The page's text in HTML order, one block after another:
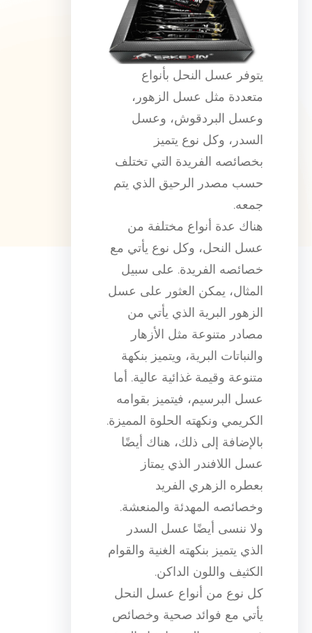
يتوفر عسل النحل بأنواع
متعددة مثل عسل الزهور،
وعسل البردقوش، وعسل
السدر، وكل نوع يتميز
بخصائصه الفريدة التي تختلف
حسب مصدر الرحيق الذي يتم
جمعه.
هناك عدة أنواع مختلفة من
عسل النحل، وكل نوع يأتي مع
خصائصه الفريدة. على سبيل
المثال، يمكن العثور على عسل
الزهور البرية الذي يأتي من
مصادر متنوعة مثل الأزهار
والنباتات البرية، ويتميز بنكهة
متنوعة وقيمة غذائية عالية. أما
عسل البرسيم، فيتميز بقوامه
الكريمي ونكهته الحلوة المميزة.
بالإضافة إلى ذلك، هناك أيضًا
عسل اللافندر الذي يمتاز
بعطره الزهري الفريد
وخصائصه المهدئة والمنعشة.
ولا ننسى أيضًا عسل السدر
الذي يتميز بنكهته الغنية والقوام
الكثيف واللون الداكن.
كل نوع من أنواع عسل النحل
يأتي مع فوائد صحية وخصائص